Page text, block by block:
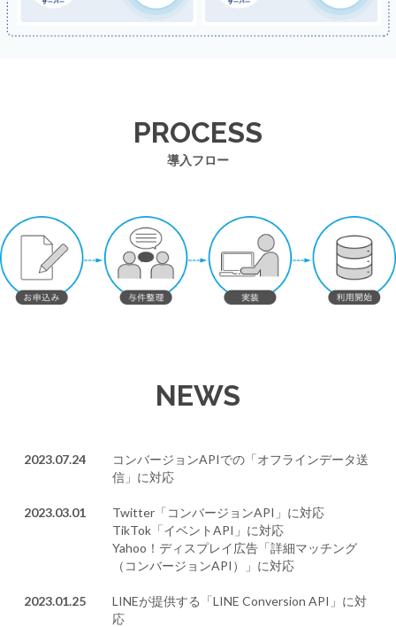
PROCESS
導入フロー
NEWS
2023.07.24
コンバージョンAPIでの「オフラインデータ送
信」に対応
2023.03.01
Twitter「コンバージョンAPI」に対応
TikTok「イベントAPI」に対応
Yahoo！ディスプレイ広告「詳細マッチング
（コンバージョンAPI）」に対応
2023.01.25
LINEが提供する「LINE Conversion API」に対
応